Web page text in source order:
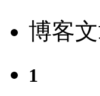
博客
1